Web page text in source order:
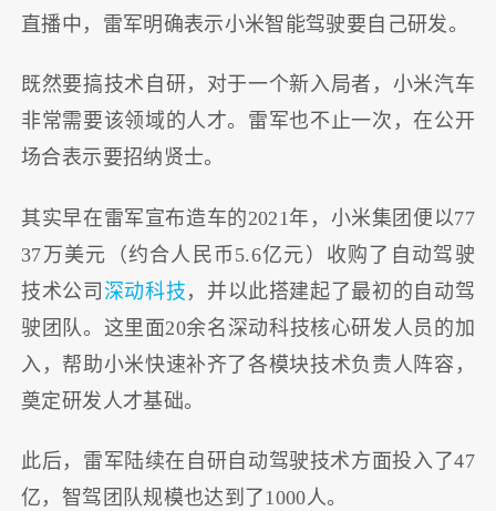
直播中，雷军明确表示小米智能驾驶要自己研发。
既然要搞技术自研，对于一个新入局者，小米汽车
非常需要该领域的人才。雷军也不止一次，在公开
场合表示要招纳贤士。
其实早在雷军宣布造车的2021年，小米集团便以77
37万美元（约合人民币5.6亿元）收购了自动驾驶
技术公司 深动科技 ，并以此搭建起了最初的自动驾
驶团队。这里面20余名深动科技核心研发人员的加
入，帮助小米快速补齐了各模块技术负责人阵容，
奠定研发人才基础。
此后，雷军陆续在自研自动驾驶技术方面投入了47
亿，智驾团队规模也达到了1000人。